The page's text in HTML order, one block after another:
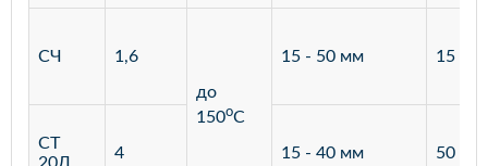
СЧ 1,6
до
150oС
15 - 50 мм 15 -
СТ
4 15 - 40 мм 50 -